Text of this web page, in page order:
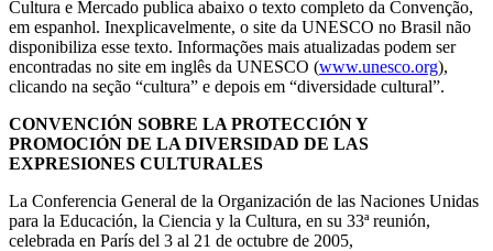
Cultura e Mercado publica abaixo o texto completo da Convenção,
em espanhol. Inexplicavelmente, o site da UNESCO no Brasil não
disponibiliza esse texto. Informações mais atualizadas podem ser
encontradas no site em inglês da UNESCO (www.unesco.org),
clicando na seção “cultura” e depois em “diversidade cultural”.
CONVENCIÓN SOBRE LA PROTECCIÓN Y
PROMOCIÓN DE LA DIVERSIDAD DE LAS
EXPRESIONES CULTURALES
La Conferencia General de la Organización de las Naciones Unidas
para la Educación, la Ciencia y la Cultura, en su 33ª reunión,
celebrada en París del 3 al 21 de octubre de 2005,